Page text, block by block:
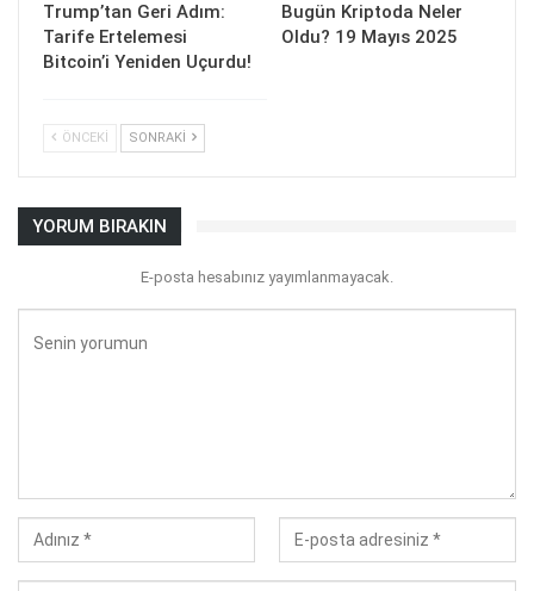
Trump’tan Geri Adım:
Tarife Ertelemesi
Bitcoin’i Yeniden Uçurdu!
Bugün Kriptoda Neler
Oldu? 19 Mayıs 2025
ÖNCEKI SONRAKI
YORUM BIRAKIN
E-posta hesabınız yayımlanmayacak.